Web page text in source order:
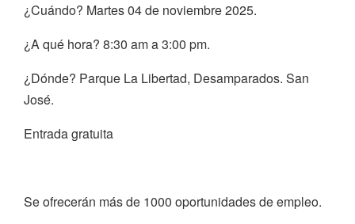
¿Cuándo? Martes 04 de noviembre 2025.
¿A qué hora? 8:30 am a 3:00 pm.
¿Dónde? Parque La Libertad, Desamparados. San
José.
Entrada gratuita
Se ofrecerán más de 1000 oportunidades de empleo.